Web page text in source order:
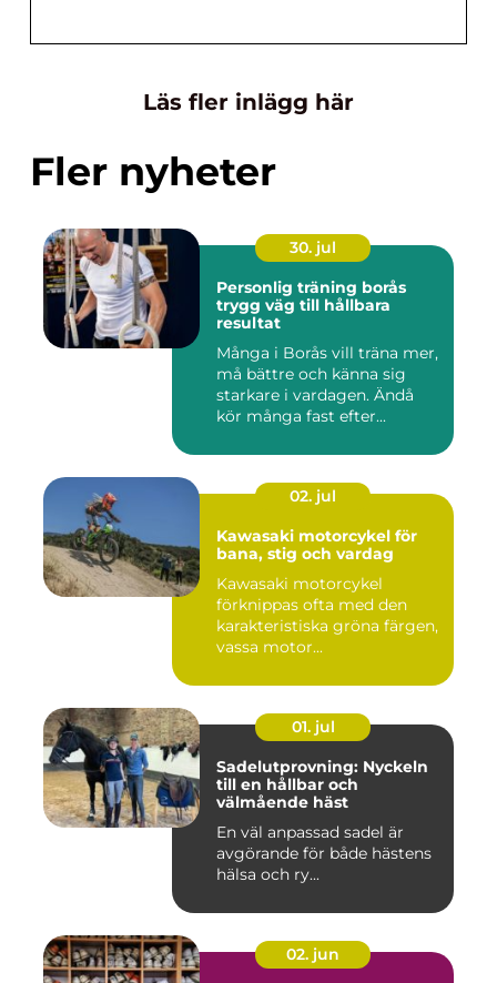
Läs fler inlägg här
Fler nyheter
30. jul
Personlig träning borås
trygg väg till hållbara
resultat
Många i Borås vill träna mer,
må bättre och känna sig
starkare i vardagen. Ändå
kör många fast efter...
02. jul
Kawasaki motorcykel för
bana, stig och vardag
Kawasaki motorcykel
förknippas ofta med den
karakteristiska gröna färgen,
vassa motor...
01. jul
Sadelutprovning: Nyckeln
till en hållbar och
välmående häst
En väl anpassad sadel är
avgörande för både hästens
hälsa och ry...
02. jun